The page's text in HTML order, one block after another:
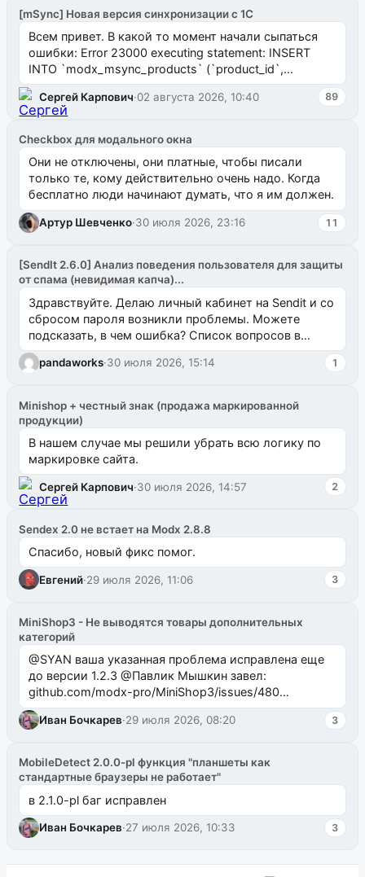
[mSync] Новая версия синхронизации с 1С
Всем привет. В какой то момент начали сыпаться
ошибки: Error 23000 executing statement: INSERT
INTO `modx_msync_products` (`product_id`,
`uuid_1c`) VALUES ...
Сергей Карпович·02 августа 2026, 10:40 89
Checkbox для модального окна
Они не отключены, они платные, чтобы писали
только те, кому действительно очень надо. Когда
бесплатно люди начинают думать, что я им должен.
Артур Шевченко·30 июля 2026, 23:16 11
[SendIt 2.6.0] Анализ поведения пользователя для защиты
от спама (невидимая капча)...
Здравствуйте. Делаю личный кабинет на Sendit и со
сбросом пароля возникли проблемы. Можете
подсказать, в чем ошибка? Список вопросов в
одноименном разделе на modx.pro пока пуст, и,...
pandaworks·30 июля 2026, 15:14 1
Minishop + честный знак (продажа маркированной
продукции)
В нашем случае мы решили убрать всю логику по
маркировке сайта.
Сергей Карпович·30 июля 2026, 14:57 2
Sendex 2.0 не встает на Modx 2.8.8
Спасибо, новый фикс помог.
Евгений·29 июля 2026, 11:06 3
MiniShop3 - Не выводятся товары дополнительных
категорий
@SYAN ваша указанная проблема исправлена еще
до версии 1.2.3 @Павлик Мышкин завел:
github.com/modx-pro/MiniShop3/issues/480
github.com/modx-pro/MiniShop3/issues/481Исправим
в б...
Иван Бочкарев·29 июля 2026, 08:20 3
MobileDetect 2.0.0-pl функция "планшеты как
стандартные браузеры не работает"
в 2.1.0-pl баг исправлен
Иван Бочкарев·27 июля 2026, 10:33 3